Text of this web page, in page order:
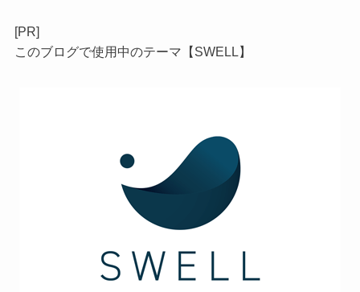
イ
ブ
[PR]
このブログで使用中のテーマ【SWELL】